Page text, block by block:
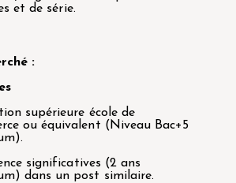
et de série.
:
supérieure école de
ou équivalent (Niveau Bac+5
significatives (2 ans
dans un post similaire.